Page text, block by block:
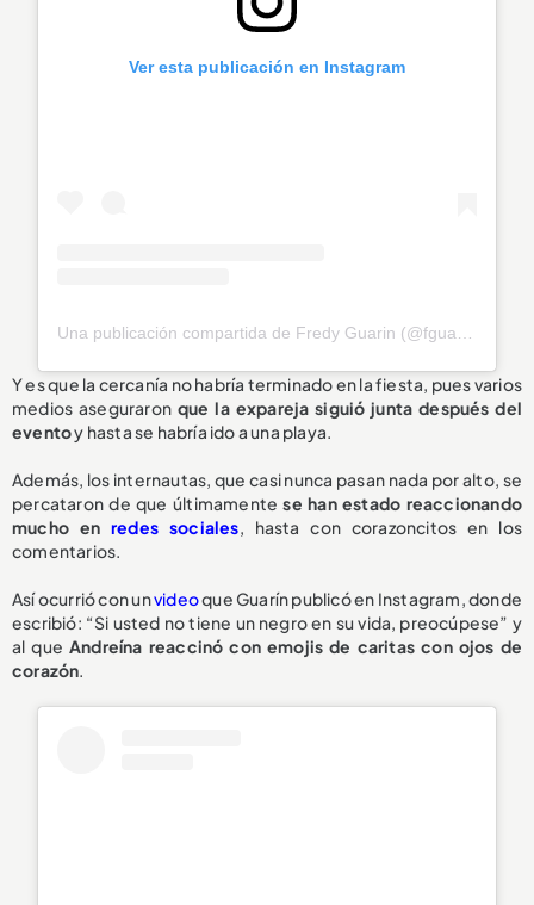
Ver esta publicación en Instagram
Y es que la cercanía no habría terminado en la fiesta, pues varios
medios aseguraron que la expareja siguió junta después del
eventoy hasta se habría ido a una playa.
Además, los internautas, que casi nunca pasan nada por alto, se
percataron de que últimamentese han estado reaccionando
mucho enredes sociales , hasta con corazoncitos en los
comentarios.
Así ocurrió con unvideoque Guarín publicó en Instagram, donde
escribió: “Si usted no tiene un negro en su vida, preocúpese” y
al que Andreína reaccinó con emojis de caritas con ojos de
corazón